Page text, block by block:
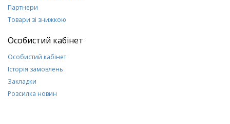
Партнери
Товари зі знижкою
Особистий кабінет
Особистий кабінет
Історія замовлень
Закладки
Розсилка новин